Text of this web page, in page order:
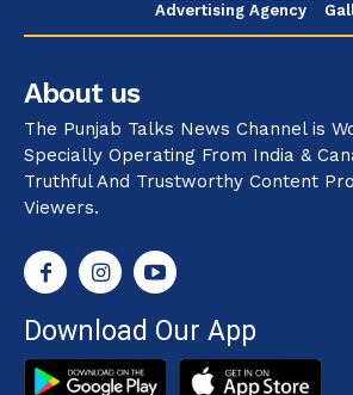
Advertising Agency
About us
The Punjab Talks News Channel is
Specially Operating From India &
Truthful And Trustworthy Content
Viewers.
Download Our App